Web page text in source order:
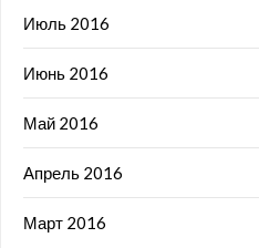
Июль 2016
Июнь 2016
Май 2016
Апрель 2016
Март 2016